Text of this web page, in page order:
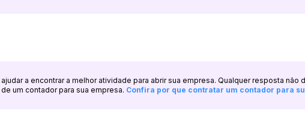
a encontrar a melhor atividade para abrir sua empresa. Qualquer resposta
um contador para sua empresa. Confira por que contratar um contador para